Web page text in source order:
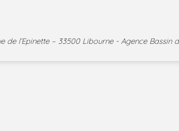
de l’Epinette – 33500 Libourne - Agence